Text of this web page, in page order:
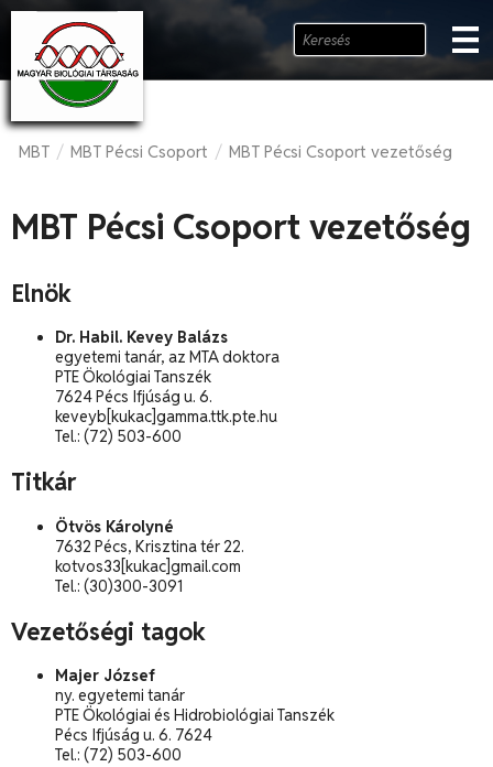
MBT / MBT Pécsi Csoport / MBT Pécsi Csoport vezetőség
MBT Pécsi Csoport vezetőség
Elnök
Dr. Habil. Kevey Balázs
egyetemi tanár, az MTA doktora
PTE Ökológiai Tanszék
7624 Pécs Ifjúság u. 6.
keveyb[kukac]gamma.ttk.pte.hu
Tel.: (72) 503-600
Titkár
Ötvös Károlyné
7632 Pécs, Krisztina tér 22.
kotvos33[kukac]gmail.com
Tel.: (30)300-3091
Vezetőségi tagok
Majer József
ny. egyetemi tanár
PTE Ökológiai és Hidrobiológiai Tanszék
Pécs Ifjúság u. 6. 7624
Tel.: (72) 503-600